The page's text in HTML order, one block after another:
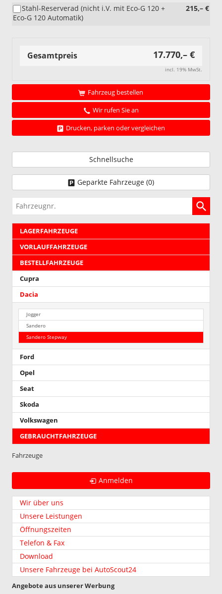
215,– €
Stahl-Reserverad (nicht i.V. mit Eco-G 120 +
Eco-G 120 Automatik)
Gesamtpreis 17.770,– €
incl. 19% MwSt.
Fahrzeug bestellen
Wir rufen Sie an
Drucken, parken oder vergleichen
Schnellsuche
Geparkte Fahrzeuge (0)
Fahrzeugnr.
LAGERFAHRZEUGE
VORLAUFFAHRZEUGE
BESTELLFAHRZEUGE
Cupra
Dacia
Jogger
Sandero
Sandero Stepway
Ford
Opel
Seat
Skoda
Volkswagen
GEBRAUCHTFAHRZEUGE
Fahrzeuge
Anmelden
Wir über uns
Unsere Leistungen
Öffnungszeiten
Telefon & Fax
Download
Unsere Fahrzeuge bei AutoScout24
Angebote aus unserer Werbung